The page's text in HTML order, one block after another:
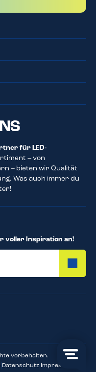
für LED-
– von
– bieten wir Qualität
Was auch immer du
voller Inspiration an!
vorbehalten.
Datenschutz| Impressum